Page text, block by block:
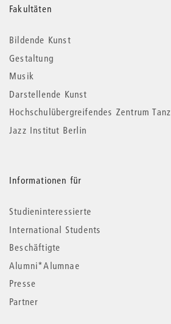
Weitere
Informationen
Fakultäten
Bildende Kunst
Gestaltung
Musik
Darstellende Kunst
Hochschulübergreifendes Zentrum Tanz
Jazz Institut Berlin
Informationen für
Studieninteressierte
International Students
Beschäftigte
Alumni*Alumnae
Presse
Partner